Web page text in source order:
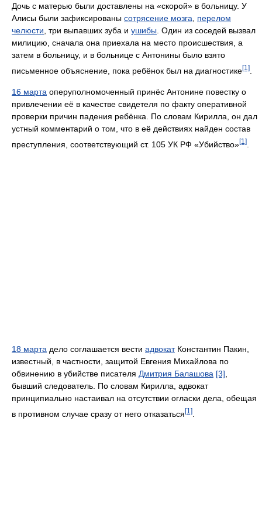
Дочь с матерью были доставлены на «скорой» в больницу. У
Алисы были зафиксированы сотрясение мозга
перелом
челюсти , три выпавших зуба и ушибы . Один из соседей вызвал
милицию, сначала она приехала на место происшествия, а
затем в больницу, и в больнице с Антонины было взято
письменное объяснение, пока ребёнок был на диагностике[1]
16 марта оперуполномоченный принёс Антонине повестку о
привлечении её в качестве свидетеля по факту оперативной
проверки причин падения ребёнка. По словам Кирилла, он дал
устный комментарий о том, что в её действиях найден состав
преступления, соответствующий ст. 105 УК РФ «Убийство»[1]
18 марта дело соглашается вести адвокатКонстантин Пакин,
известный, в частности, защитой Евгения Михайлова по
обвинению в убийстве писателя Дмитрия Балашова [3],
бывший следователь. По словам Кирилла, адвокат
принципиально настаивал на отсутствии огласки дела, обещая
в противном случае сразу от него отказаться [1]